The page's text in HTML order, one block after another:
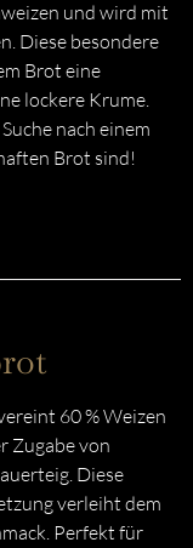
und wird mit
Diese besondere
Brot eine
lockere Krume.
nach einem
Brot sind!
60 % Weizen
Zugabe von
Diese
verleiht dem
Perfekt für